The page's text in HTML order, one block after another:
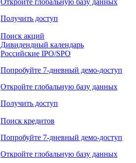
Попробуйте7-дневный
Откройте глобальную базу данных
Получить доступ
Поиск акций
Дивидендный календарь
Российские IPO/SPO
Попробуйте7-дневный
Откройте глобальную базу данных
Получить доступ
Поиск кредитов